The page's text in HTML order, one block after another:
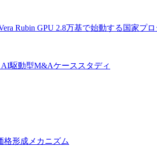
Rubin GPU 2.8万基で始動する国家プ
駆動型M&Aケーススタディ
格形成メカニズム